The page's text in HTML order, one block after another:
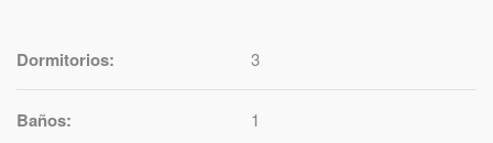
Dormitorios: 3
Baños: 1